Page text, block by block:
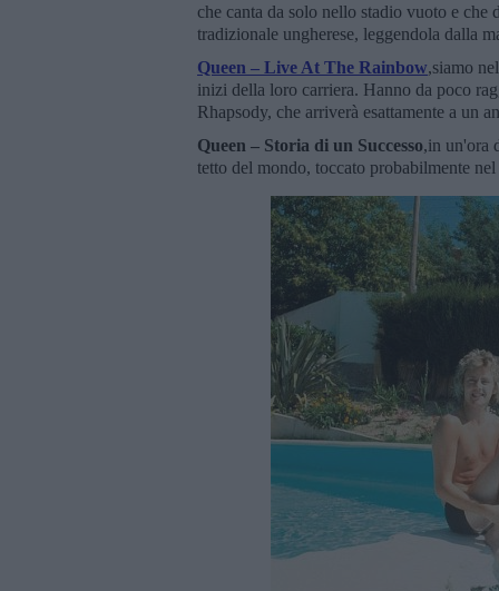
che canta da solo nello stadio vuoto e
tradizionale ungherese, leggendola dalla
Queen – Live At The Rainbow,siamo
inizi della loro carriera. Hanno da poco
Rhapsody, che arriverà esattamente a un
Queen – Storia di un Successo,in un'ora
tetto del mondo, toccato probabilmente